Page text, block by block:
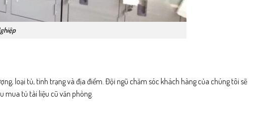
loại tủ, tình trạng và địa điểm. Đội ngũ chăm sóc khách hàng của chúng tôi sẽ
mua tủ tài liệu cũ văn phòng.